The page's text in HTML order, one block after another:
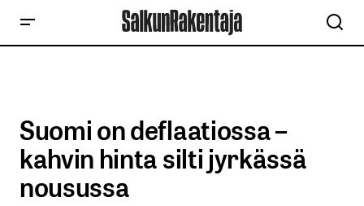
Suomi on deflaatiossa –
kahvin hinta silti jyrkässä
nousussa